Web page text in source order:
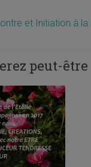
et Initiation à
peut-être